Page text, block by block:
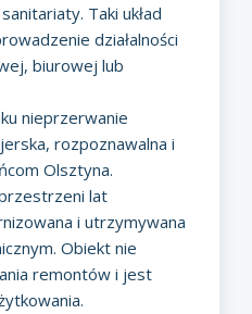
Taki układ
działalności
biurowej lub
nieprzerwanie
rozpoznawalna i
Olsztyna.
lat
i utrzymywana
Obiekt nie
remontów i jest